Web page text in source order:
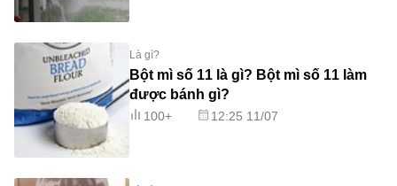
Là gì?
Bột mì số 11 là gì? Bột mì số 11 làm
được bánh gì?
100+ 12:25 11/07